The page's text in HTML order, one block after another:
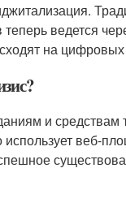
ведется
на
и средствам
веб-